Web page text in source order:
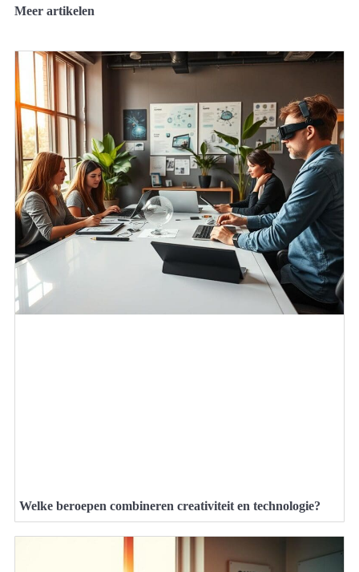
Meer artikelen
Welke beroepen combineren creativiteit en technologie?